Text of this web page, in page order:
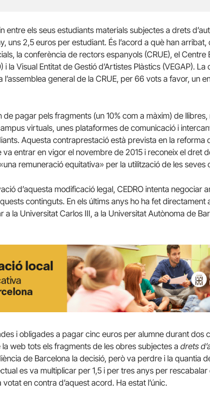
entre els seus estudiants materials subjectes a drets
uns 2,5 euros per estudiant. És l’acord a què han
la conferència de rectors espanyols (CRUE), el Centre
la Visual Entitat de Gestió d’Artistes Plàstics (VEGAP). La
l’assemblea general de la CRUE, per 66 vots a favor, un
de pagar pels fragments (un 10% com a màxim) de
virtuals, unes plataformes de comunicació i
Aquesta contraprestació està prevista en la reforma
va entrar en vigor el novembre de 2015 i reconeix el dret
remuneració equitativa» per la utilització de les seves
d’aquesta modificació legal, CEDRO intenta negociar
continguts. En els últims anys ho ha fet directament
a la Universitat Carlos III, a la Universitat Autònoma de
i obligades a pagar cinc euros per alumne durant dos
web tots els fragments de les obres subjectes a drets
de Barcelona la decisió, però va perdre i la quantia
es va multiplicar per 1,5 i per tres anys per rescabalar
en contra d’aquest acord. Ha estat l’únic.